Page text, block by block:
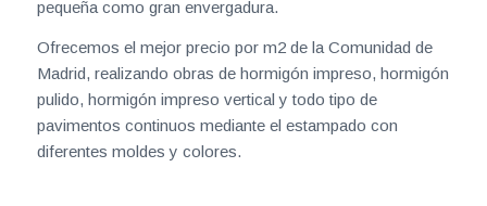
pequeña como gran envergadura.
Ofrecemos el mejor precio por m2 de la Comunidad de
Madrid, realizando obras de hormigón impreso, hormigón
pulido, hormigón impreso vertical y todo tipo de
pavimentos continuos mediante el estampado con
diferentes moldes y colores.